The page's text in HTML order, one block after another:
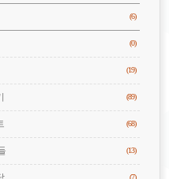
(6)
(0)
(19)
(89)
(68)
(13)
(7)